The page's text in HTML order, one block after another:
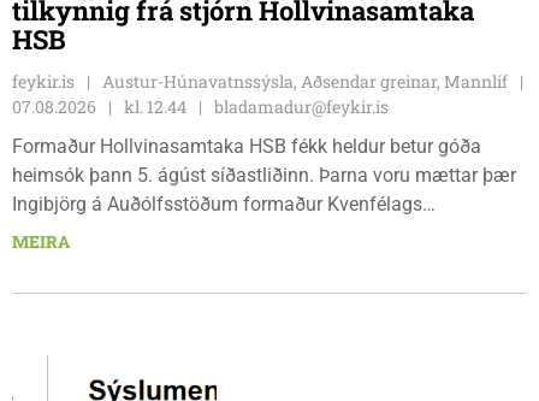
tilkynnig frá stjórn Hollvinasamtaka
HSB
feykir.is
Austur-Húnavatnssýsla, Aðsendar greinar, Mannlíf
07.08.2026
kl. 12.44
bladamadur@feykir.is
Formaður Hollvinasamtaka HSB fékk heldur betur góða
heimsók þann 5. ágúst síðastliðinn. Þarna voru mættar þær
Ingibjörg á Auðólfsstöðum formaður Kvenfélags
Bólstaðarhlíðarhrepps og Guðrún á Auðkúlu formaður
gjafabréf að upphæð kr: 737.800 upp í kaup á
MEIRA